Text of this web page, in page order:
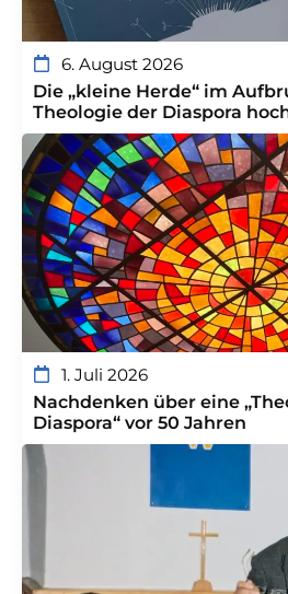
6. August 2026
Die „kleine Herde“ im
Theologie der Diaspora
1. Juli 2026
Nachdenken über eine
Diaspora“ vor 50 Jahren